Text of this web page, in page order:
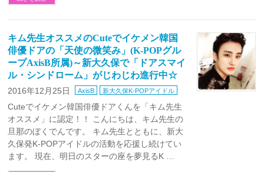
キム先生オススメのCuteでイケメン韓国
俳優ドアの「天使の微笑み」(K-POPグル
ープAxisB所属)～新大久保で「ドアスマイ
ル・シンドローム」がじわじわ進行中☆
2016年12月25日 AxisB 新大久保K-POPアイドル
Cuteでイケメン韓国俳優ドアくんを「キム先生
オススメ」に認定！！ こんにちは、キム先生の
旦那のぼくでんです。 キム先生とともに、新大
久保発K-POPアイドルの活動を応援し続けてい
ます。 現在、明日のスターの座を夢見るK …